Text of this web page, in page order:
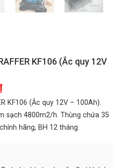
KF106 (Ắc quy 12V
Giá
tại
là:
30.000.000₫.
KF106 (Ắc quy 12V – 100Ah).
sạch 4800m2/h. Thùng chứa 35
hãng, BH 12 tháng.